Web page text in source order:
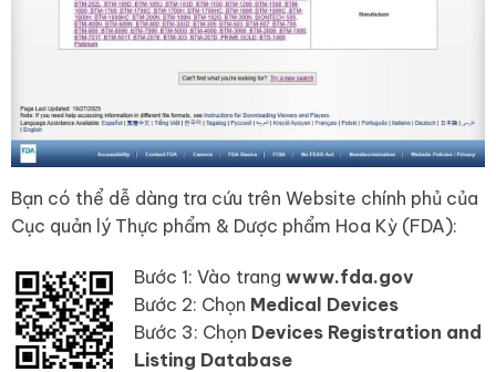
Bạn có thể dễ dàng tra cứu trên Website chính phủ của
Cục quản lý Thực phẩm & Dược phẩm Hoa Kỳ (FDA):
Bước 1: Vào trang www.fda.gov
Bước 2: Chọn Medical Devices
Bước 3: Chọn Devices Registration and
Listing Database